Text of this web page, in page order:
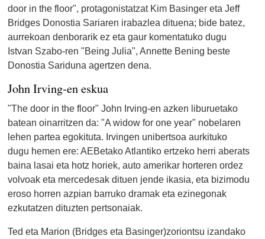
door in the floor", protagonistatzat Kim Basinger eta Jeff
Bridges Donostia Sariaren irabazlea dituena; bide batez,
aurrekoan denborarik ez eta gaur komentatuko dugu
Istvan Szabo-ren "Being Julia", Annette Bening beste
Donostia Sariduna agertzen dena.
John Irving-en eskua
"The door in the floor" John Irving-en azken liburuetako
batean oinarritzen da: "A widow for one year" nobelaren
lehen partea egokituta. Irvingen unibertsoa aurkituko
dugu hemen ere: AEBetako Atlantiko ertzeko herri aberats
baina lasai eta hotz horiek, auto amerikar horteren ordez
volvoak eta mercedesak dituen jende ikasia, eta bizimodu
eroso horren azpian barruko dramak eta ezinegonak
ezkutatzen dituzten pertsonaiak.
Ted eta Marion (Bridges eta Basinger)zoriontsu izandako